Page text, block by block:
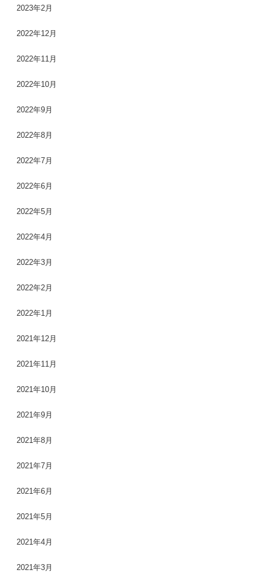
2023年2月
2022年12月
2022年11月
2022年10月
2022年9月
2022年8月
2022年7月
2022年6月
2022年5月
2022年4月
2022年3月
2022年2月
2022年1月
2021年12月
2021年11月
2021年10月
2021年9月
2021年8月
2021年7月
2021年6月
2021年5月
2021年4月
2021年3月